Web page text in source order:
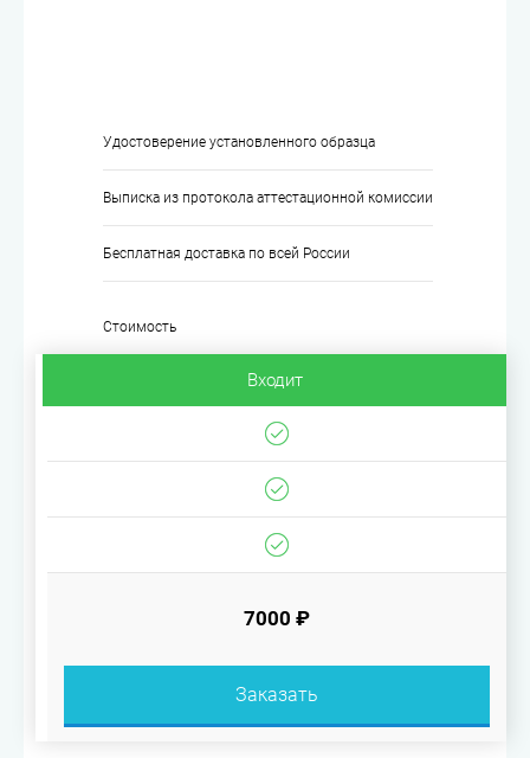
Удостоверение установленного образца
Выписка из протокола аттестационной комиссии
Бесплатная доставка по всей России
Стоимость
Входит
7000 ₽
Заказать